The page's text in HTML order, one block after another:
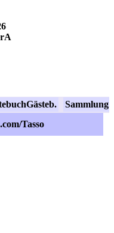
Gästeb. Sammlung
Tasso